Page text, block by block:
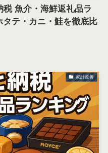
税 魚介・海鮮返礼品ラ
タテ・カニ・鮭を徹底比
家計改善